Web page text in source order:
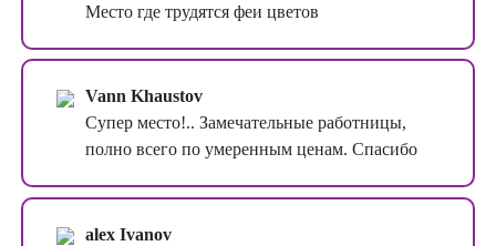
Место где трудятся феи цветов
Vann Khaustov
Супер место!.. Замечательные работницы,
полно всего по умеренным ценам. Спасибо
alex Ivanov